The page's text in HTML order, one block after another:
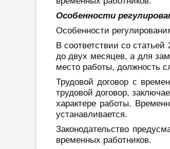
Особенности
Особенности
В соответствии со
до двух месяцев, а для
место работы, должность
Трудовой договор с
трудовой договор,
характере работы.
устанавливается.
Законодательство
временных работников.